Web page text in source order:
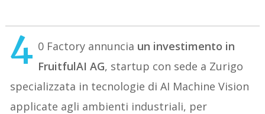
4 0 Factory annuncia un investimento in
FruitfulAI AG, startup con sede a Zurigo
specializzata in tecnologie di AI Machine Vision
applicate agli ambienti industriali, per